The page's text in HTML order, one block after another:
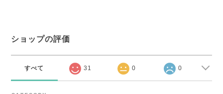
ショップの評価
すべて 31 0 0